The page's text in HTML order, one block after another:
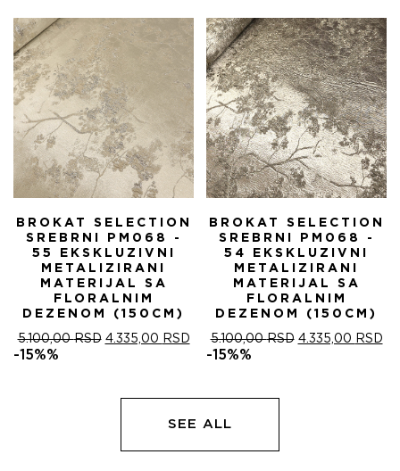
5.100,00 RSD.
BROKAT SELECTION
SREBRNI PM068 -
55 EKSKLUZIVNI
METALIZIRANI
MATERIJAL SA
FLORALNIM
DEZENOM (150CM)
5.100,00RSD ОРИГИНАЛНА
5.100,00 RSD.
4.335,00 RSDТРЕНУТНА
ЦЕНА
-15%%
BROKAT SELECTION
SREBRNI PM068 -
54 EKSKLUZIVNI
METALIZIRANI
MATERIJAL SA
FLORALNIM
DEZENOM (150CM)
5.100,00RSD ОРИГИНАЛНА
4.335,00 RSD
-15%%
SEE ALL